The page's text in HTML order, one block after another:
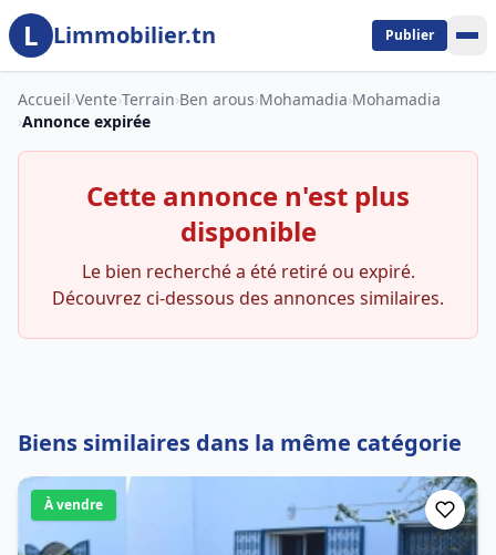
Aller au contenu principal
L Limmobilier.tn Publier
Accueil›Vente›Terrain›Ben arous›Mohamadia›Mohamadia
›Annonce expirée
Cette annonce n'est plus
disponible
Le bien recherché a été retiré ou expiré.
Découvrez ci-dessous des annonces similaires.
Biens similaires dans la même catégorie
À vendre